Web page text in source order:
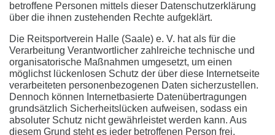
betroffene Personen mittels dieser Datenschutzerklärung
über die ihnen zustehenden Rechte aufgeklärt.
Die Reitsportverein Halle (Saale) e. V. hat als für die
Verarbeitung Verantwortlicher zahlreiche technische und
organisatorische Maßnahmen umgesetzt, um einen
möglichst lückenlosen Schutz der über diese Internetseite
verarbeiteten personenbezogenen Daten sicherzustellen.
Dennoch können Internetbasierte Datenübertragungen
grundsätzlich Sicherheitslücken aufweisen, sodass ein
absoluter Schutz nicht gewährleistet werden kann. Aus
diesem Grund steht es jeder betroffenen Person frei,